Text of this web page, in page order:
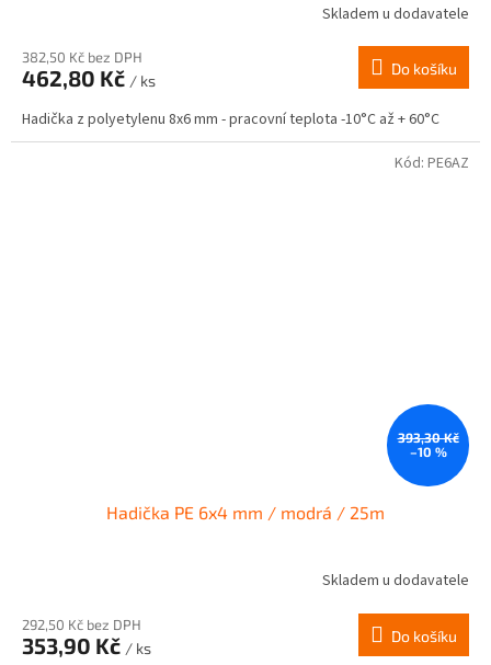
Skladem u dodavatele
382,50 Kč bez DPH
462,80 Kč / ks
Do košíku
Hadička z polyetylenu 8x6 mm - pracovní teplota -10°C až + 60°C
393,30 Kč
–10 %
Hadička PE 6x4 mm / modrá / 25m
Skladem u dodavatele
292,50 Kč bez DPH
353,90 Kč / ks
Do košíku
Kód: PE6AZ